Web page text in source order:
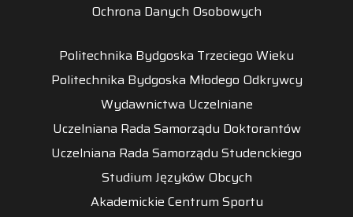
Ochrona Danych Osobowych
Politechnika Bydgoska Trzeciego Wieku
Politechnika Bydgoska Młodego Odkrywcy
Wydawnictwa Uczelniane
Uczelniana Rada Samorządu Doktorantów
Uczelniana Rada Samorządu Studenckiego
Studium Języków Obcych
Akademickie Centrum Sportu